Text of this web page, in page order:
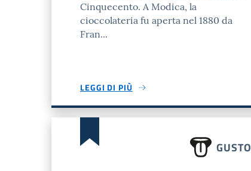
Cinquecento. A Modica, la
cioccolateria fu aperta nel 1880 da
Fran...
LEGGI DI PIÙ
GUSTO